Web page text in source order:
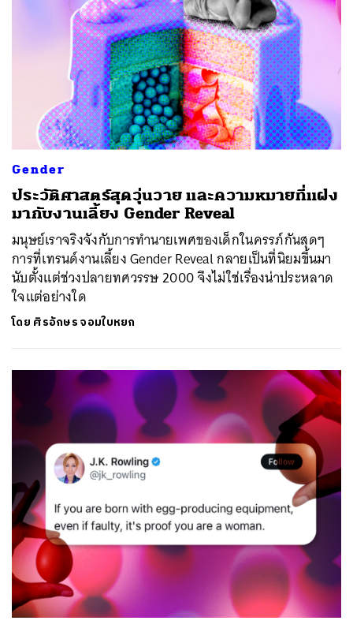
Gender
ประวัติศาสตร์สุดวุ่นวาย และความหมายที่แฝง
มากับงานเลี้ยง Gender Reveal
มนุษย์เราจริงจังกับการทำนายเพศของเด็กในครรภ์กันสุดๆ
การที่เทรนด์งานเลี้ยง Gender Reveal กลายเป็นที่นิยมขึ้นมา
นับตั้งแต่ช่วงปลายทศวรรษ 2000 จึงไม่ใช่เรื่องน่าประหลาด
ใจแต่อย่างใด
โดย ศิรอักษร จอมใบหยก
SHARE TWEET LINE EMAIL